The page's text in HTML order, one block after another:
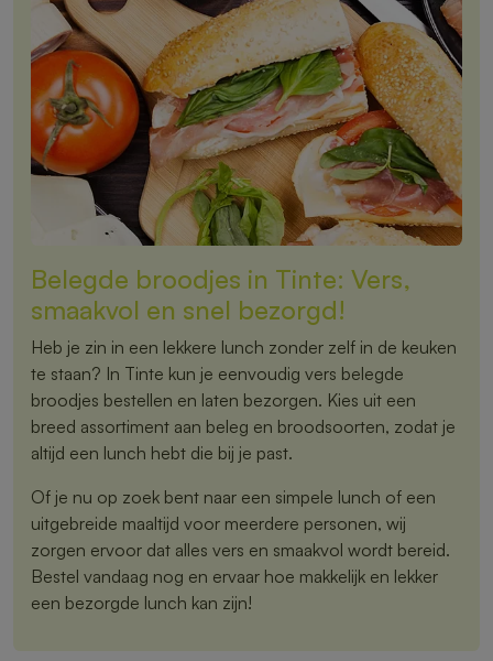
Belegde broodjes in Tinte: Vers,
smaakvol en snel bezorgd!
Heb je zin in een lekkere lunch zonder zelf in de keuken
te staan? In Tinte kun je eenvoudig vers belegde
broodjes bestellen en laten bezorgen. Kies uit een
breed assortiment aan beleg en broodsoorten, zodat je
altijd een lunch hebt die bij je past.
Of je nu op zoek bent naar een simpele lunch of een
uitgebreide maaltijd voor meerdere personen, wij
zorgen ervoor dat alles vers en smaakvol wordt bereid.
Bestel vandaag nog en ervaar hoe makkelijk en lekker
een bezorgde lunch kan zijn!